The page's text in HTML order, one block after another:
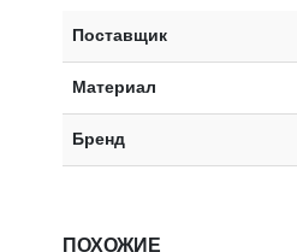
Поставщик
Материал
Бренд
ПОХОЖИЕ